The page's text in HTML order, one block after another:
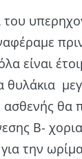
του
είναι
θυλάκια
ασθενής θα
Β-
την